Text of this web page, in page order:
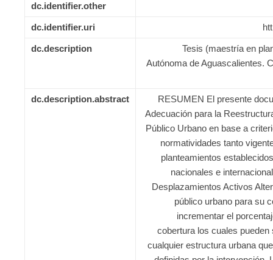
dc.identifier.other
dc.identifier.uri
dc.description
Tesis (maestría en
Autónoma de Aguascalientes.
dc.description.abstract
RESUMEN El presente
Adecuación para la
Público Urbano en base a
normatividades tanto
planteamientos
nacionales e
Desplazamientos Activos
público urbano para su
incrementar el
cobertura los cuales
cualquier estructura urbana